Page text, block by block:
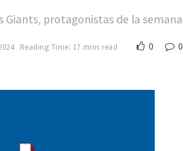
Giants, protagonistas de la semana
Reading Time: 17 mins read 0 0